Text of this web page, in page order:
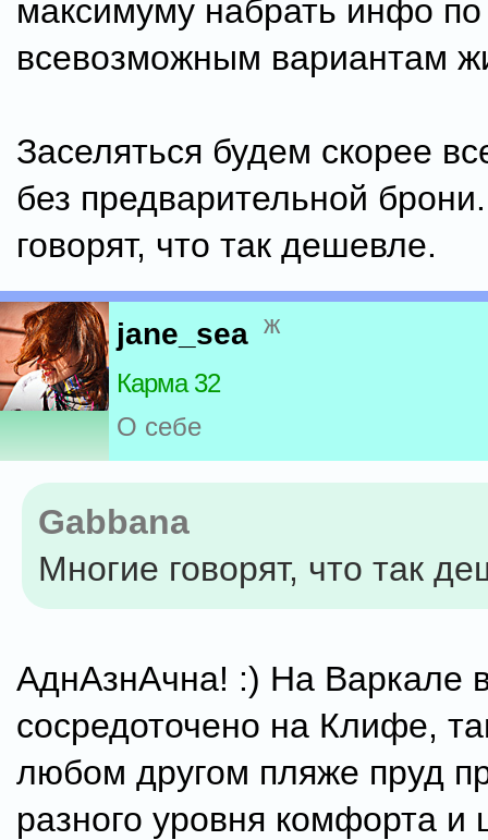
максимуму набрать инфо по
всевозможным вариантам
Заселяться будем скорее
без предварительной
говорят, что так дешевле.
jane_sea ж
Карма 32
О себе
Gabbana
Многие говорят, что так
АднАзнАчна! :) На Варкале
сосредоточено на Клифе,
любом другом пляже пруд
разного уровня комфорта и